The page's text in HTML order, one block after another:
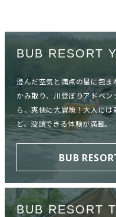
BUB RESORT
澄んだ空気と満点の星に包
かみ取り、川登ぼりアドベ
ら、爽快に大冒険！大人に
ど、没頭できる体験が満載。
BUB
BUB RESORT